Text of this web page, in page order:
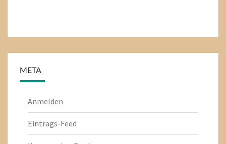
META
Anmelden
Eintrags-Feed